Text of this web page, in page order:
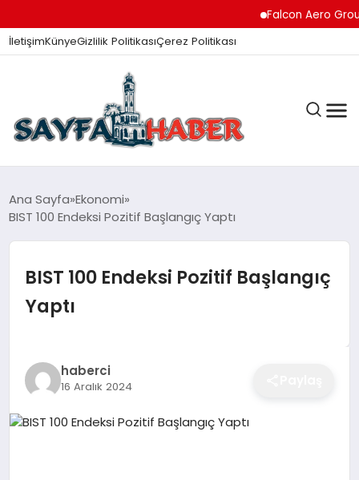
Falcon Aero Group,
İletişimKünyeGizlilik PolitikasıÇerez Politikası
ANA SAYFA
İZMIR HABERLERI
EĞITIM
Ana Sayfa Ekonomi
BIST 100 Endeksi Pozitif Başlangıç Yaptı
BIST 100 Endeksi Pozitif Başlangıç
Yaptı
haberci
16 Aralık 2024